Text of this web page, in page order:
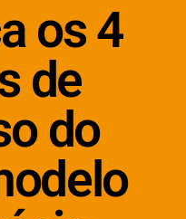
os 4
de
do